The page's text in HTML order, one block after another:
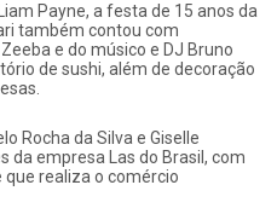
Payne, a festa de 15 anos da
também contou com
e do músico e DJ Bruno
de sushi, além de decoração
Rocha da Silva e Giselle
da empresa Las do Brasil, com
que realiza o comércio